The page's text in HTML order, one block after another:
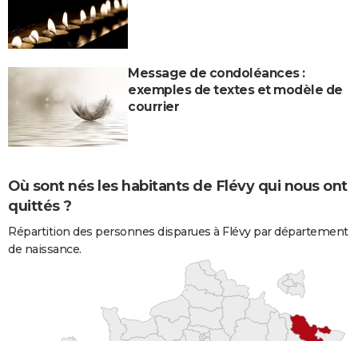
Message de condoléances :
exemples de textes et modèle de
courrier
Où sont nés les habitants de Flévy qui nous ont
quittés ?
Répartition des personnes disparues à Flévy par département
de naissance.